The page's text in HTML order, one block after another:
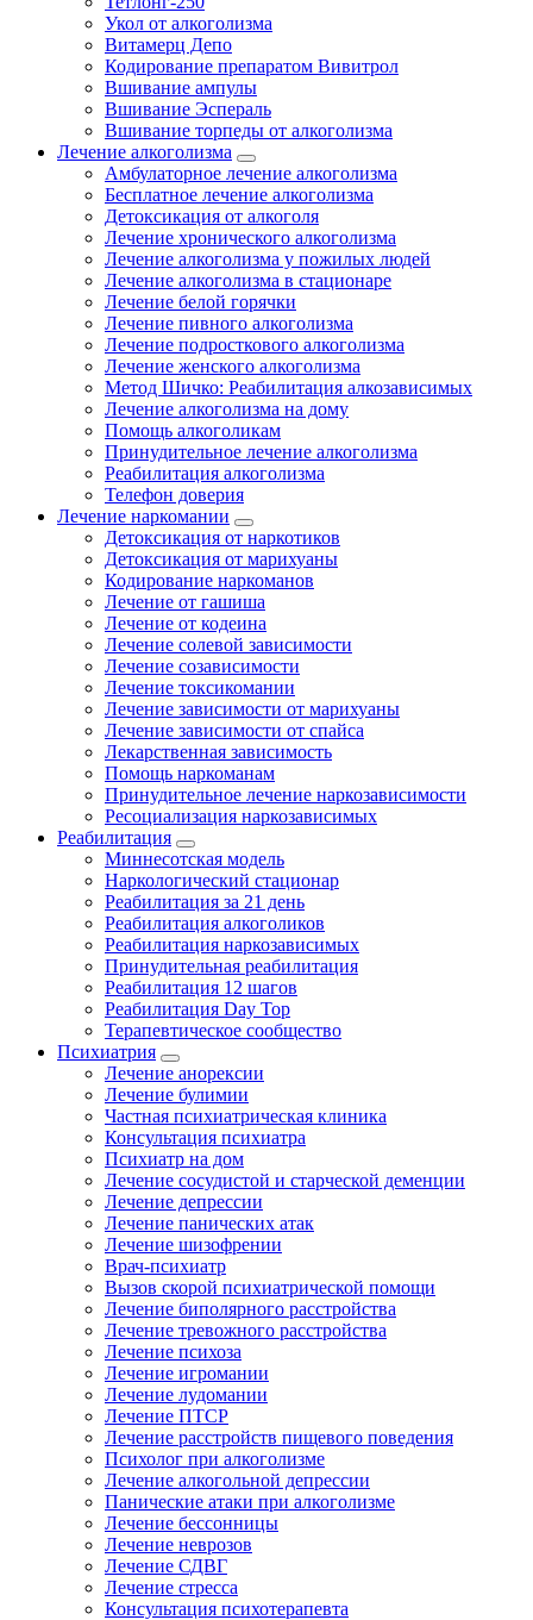
Укол от алкоголизма
Витамерц Депо
Кодирование препаратом Вивитрол
Вшивание ампулы
Вшивание Эспераль
Вшивание торпеды от алкоголизма
Лечение алкоголизма
Амбулаторное лечение алкоголизма
Бесплатное лечение алкоголизма
Детоксикация от алкоголя
Лечение хронического алкоголизма
Лечение алкоголизма у пожилых людей
Лечение алкоголизма в стационаре
Лечение белой горячки
Лечение пивного алкоголизма
Лечение подросткового алкоголизма
Лечение женского алкоголизма
Метод Шичко: Реабилитация алкозависимых
Лечение алкоголизма на дому
Помощь алкоголикам
Принудительное лечение алкоголизма
Реабилитация алкоголизма
Телефон доверия
Лечение наркомании
Детоксикация от наркотиков
Детоксикация от марихуаны
Кодирование наркоманов
Лечение от гашиша
Лечение от кодеина
Лечение солевой зависимости
Лечение созависимости
Лечение токсикомании
Лечение зависимости от марихуаны
Лечение зависимости от спайса
Лекарственная зависимость
Помощь наркоманам
Принудительное лечение наркозависимости
Ресоциализация наркозависимых
Реабилитация
Миннесотская модель
Наркологический стационар
Реабилитация за 21 день
Реабилитация алкоголиков
Реабилитация наркозависимых
Принудительная реабилитация
Реабилитация 12 шагов
Реабилитация Day Top
Терапевтическое сообщество
Психиатрия
Лечение анорексии
Лечение булимии
Частная психиатрическая клиника
Консультация психиатра
Психиатр на дом
Лечение сосудистой и старческой деменции
Лечение депрессии
Лечение панических атак
Лечение шизофрении
Врач-психиатр
Вызов скорой психиатрической помощи
Лечение биполярного расстройства
Лечение тревожного расстройства
Лечение психоза
Лечение игромании
Лечение лудомании
Лечение ПТСР
Лечение расстройств пищевого поведения
Психолог при алкоголизме
Лечение алкогольной депрессии
Панические атаки при алкоголизме
Лечение бессонницы
Лечение неврозов
Лечение СДВГ
Лечение стресса
Консультация психотерапевта